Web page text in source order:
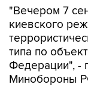
"Вечером 7
киевского
типа по
Федерации", -
Минобороны